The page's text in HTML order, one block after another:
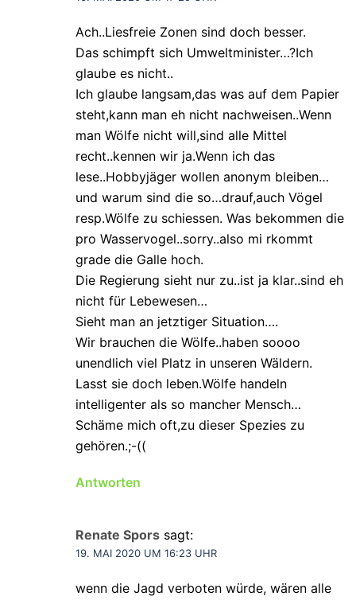
Ach..Liesfreie Zonen sind doch besser.
Das schimpft sich Umweltminister…?Ich
glaube es nicht..
Ich glaube langsam,das was auf dem Papier
steht,kann man eh nicht nachweisen..Wenn
man Wölfe nicht will,sind alle Mittel
recht..kennen wir ja.Wenn ich das
lese..Hobbyjäger wollen anonym bleiben…
und warum sind die so…drauf,auch Vögel
resp.Wölfe zu schiessen. Was bekommen die
pro Wasservogel..sorry..also mi rkommt
grade die Galle hoch.
Die Regierung sieht nur zu..ist ja klar..sind eh
nicht für Lebewesen…
Sieht man an jetztiger Situation….
Wir brauchen die Wölfe..haben soooo
unendlich viel Platz in unseren Wäldern.
Lasst sie doch leben.Wölfe handeln
intelligenter als so mancher Mensch…
Schäme mich oft,zu dieser Spezies zu
gehören.;-((
Antworten
Renate Spors sagt:
19. MAI 2020 UM 16:23 UHR
wenn die Jagd verboten würde, wären alle